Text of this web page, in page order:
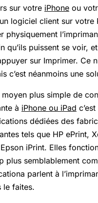
sur votre iPhone ou
logiciel client sur votre
physiquement
qu’ils puissent se voir,
sur Imprimer. Ce
c’est néanmoins une
moyen plus simple de
à iPhone ou iPad
dédiées des
tels que HP ePrint,
iPrint. Elles
plus semblablement
parlent à
le faites.